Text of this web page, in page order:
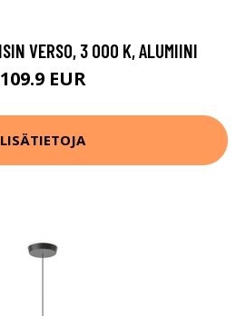
VERSO, 3 000 K, ALUMIINI
109.9 EUR
LISÄTIETOJA